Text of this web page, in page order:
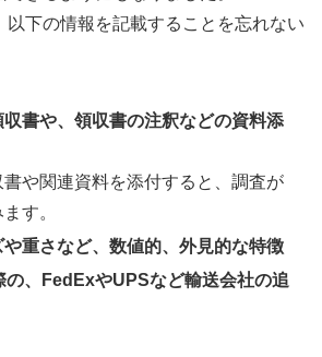
以下の情報を記載することを忘れない
書や、領収書の注釈などの資料添
や関連資料を添付すると、調査が
す。
重さなど、数値的、外見的な特徴
の、FedExやUPSなど輸送会社の追